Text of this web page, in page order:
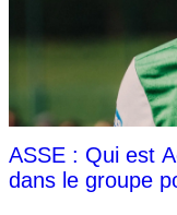
ASSE : Qui est
dans le groupe